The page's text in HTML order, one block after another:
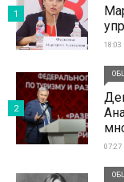
18:03
1
07:27
2